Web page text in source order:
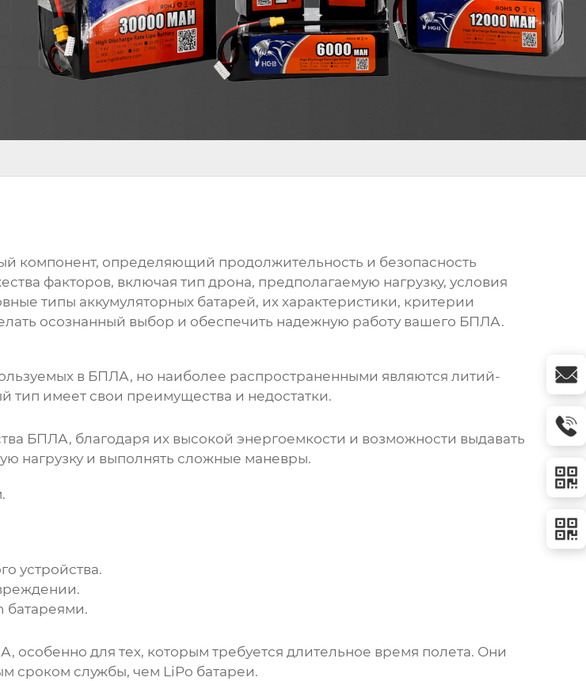
компонент, определяющий продолжительность и безопасность
факторов, включая тип дрона, предполагаемую нагрузку, условия
типы аккумуляторных батарей, их характеристики, критерии
осознанный выбор и обеспечить надежную работу вашего БПЛА.
в БПЛА, но наиболее распространенными являются литий-
имеет свои преимущества и недостатки.
БПЛА, благодаря их высокой энергоемкости и возможности выдавать
нагрузку и выполнять сложные маневры.
устройства.
батареями.
особенно для тех, которым требуется длительное время полета. Они
сроком службы, чем LiPo батареи.